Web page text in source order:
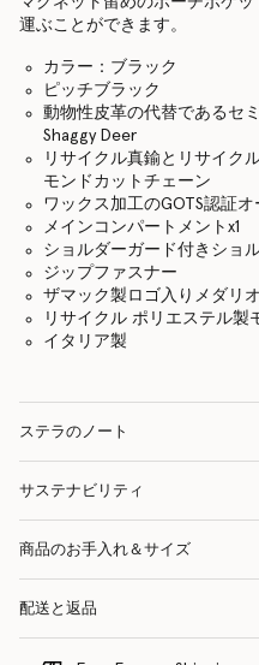
運ぶことができます。
カラー：ブラック
ピッチブラック
動物性皮革の代替であるセ
Shaggy Deer
リサイクル真鍮とリサイク
モンドカットチェーン
ワックス加工のGOTS認証
メインコンパートメントx1
ショルダーガード付きショ
ジップファスナー
ザマック製ロゴ入りメダリ
リサイクル ポリエステル製
イタリア製
ステラのノート
サステナビリティ
商品のお手入れ＆サイズ
配送と返品